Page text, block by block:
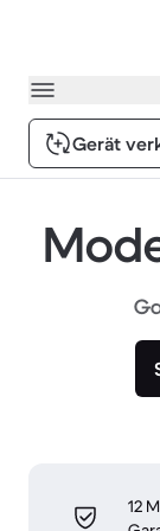
Gerät
12